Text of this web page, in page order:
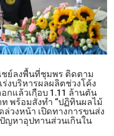
ย์ลงพื้นที่ชุมพร ติดตาม
งบริหารผลผลิตช่วงโค้ง
กแล้วเกือบ 1.11 ล้านตัน
พร้อมสั่งทำ “ปฏิทินผลไม้
ล่วงหน้า เปิดทางการขนส่ง
ญหาอุปทานส่วนเกินใน